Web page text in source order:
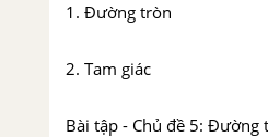
1. Đường tròn
2. Tam giác
Bài tập - Chủ đề 5: Đường